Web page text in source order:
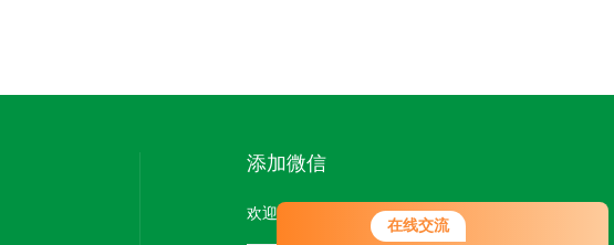
在线交流
添加微信
欢迎您添加微信，了解更多信息：